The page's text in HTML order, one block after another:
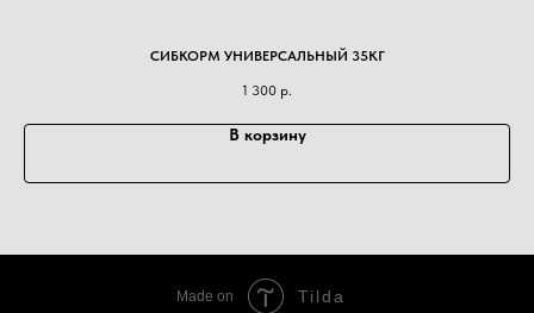
СИБКОРМ УНИВЕРСАЛЬНЫЙ 35КГ
1 300 р.
В корзину
Made on Tilda